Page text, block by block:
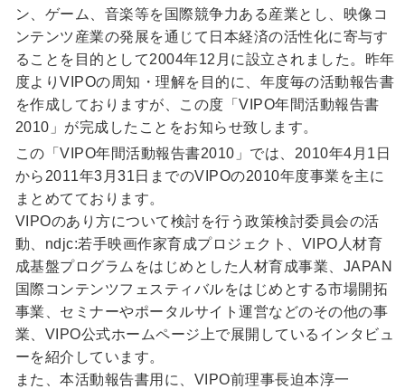
ン、ゲーム、音楽等を国際競争力ある産業とし、映像コ
ンテンツ産業の発展を通じて日本経済の活性化に寄与す
ることを目的として2004年12月に設立されました。昨年
度よりVIPOの周知・理解を目的に、年度毎の活動報告書
を作成しておりますが、この度「VIPO年間活動報告書
2010」が完成したことをお知らせ致します。
この「VIPO年間活動報告書2010」では、2010年4月1日
から2011年3月31日までのVIPOの2010年度事業を主に
まとめてております。
VIPOのあり方について検討を行う政策検討委員会の活
動、ndjc:若手映画作家育成プロジェクト、VIPO人材育
成基盤プログラムをはじめとした人材育成事業、JAPAN
国際コンテンツフェスティバルをはじめとする市場開拓
事業、セミナーやポータルサイト運営などのその他の事
業、VIPO公式ホームページ上で展開しているインタビュ
ーを紹介しています。
また、本活動報告書用に、VIPO前理事長迫本淳一